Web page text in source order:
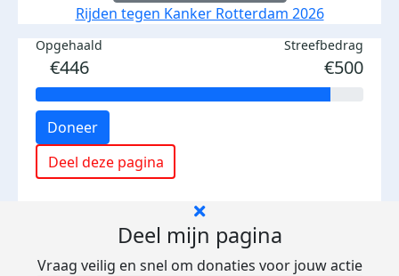
Rijden tegen Kanker Rotterdam 2026
Opgehaald
€446
Streefbedrag
€500
Doneer
Deel deze pagina
Deel mijn pagina
Vraag veilig en snel om donaties voor jouw actie